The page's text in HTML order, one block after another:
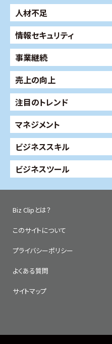
人材不足
情報セキュリティ
事業継続
売上の向上
注目のトレンド
マネジメント
ビジネススキル
ビジネスツール
Biz Clipとは？
このサイトについて
プライバシーポリシー
よくある質問
サイトマップ